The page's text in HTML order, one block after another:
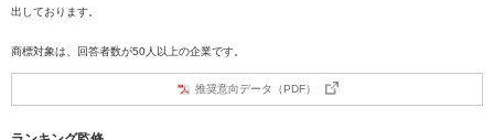
出しております。
商標対象は、回答者数が50人以上の企業です。
推奨意向データ（PDF）